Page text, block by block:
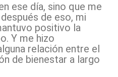
ese día, sino que me
de eso, mi
positivo la
Y me hizo
relación entre el
de bienestar a largo